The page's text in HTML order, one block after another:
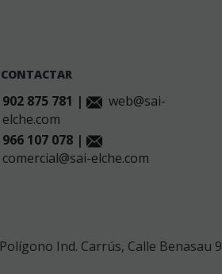
CONTACTAR
902 875 781 |
web@sai-
elche.com
966 107 078 |
comercial@sai-elche.com
Polígono Ind. Carrús, Calle Benasau 9